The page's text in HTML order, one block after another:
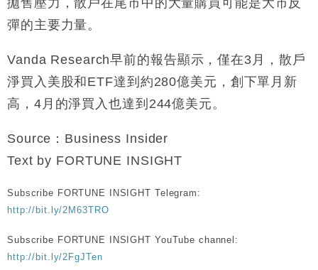
彈的主要力量。
Vanda Research早前的報告顯示，僅在3月，散戶
淨買入美股和ETF達到約280億美元，創下單月新
高，4月的淨買入也達到244億美元。
Source：Business Insider
Text by FORTUNE INSIGHT
Subscribe FORTUNE INSIGHT Telegram:
http://bit.ly/2M63TRO
Subscribe FORTUNE INSIGHT YouTube channel:
http://bit.ly/2FgJTen